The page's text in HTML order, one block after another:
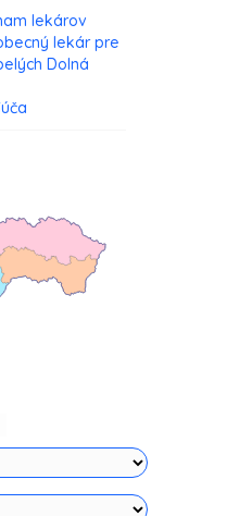
lekárov
lekár pre
Dolná